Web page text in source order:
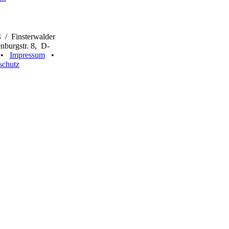
/ Finsterwalder
8, D-
Impressum•